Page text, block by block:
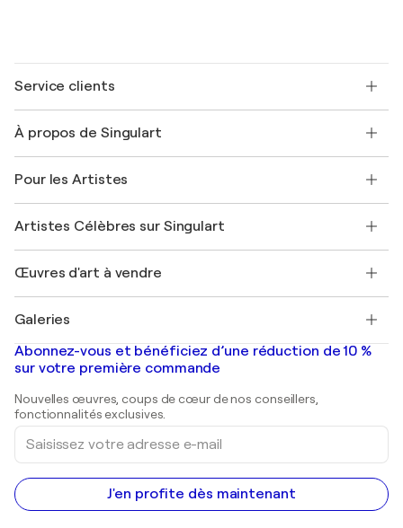
Service clients
Expédition
Offrir une carte cadeau
Rejoignez notre programme commercial
Mon compte
+33 1 76 44 06 42
À propos de Singulart
FAQ
Magazine Singulart
Emplois
Découvrez une sélection d'art original
Pour les Artistes
Se connecter en tant qu'Artiste
Artistes Célèbres sur Singulart
Marc Chagall
Banksy
Mr. Brainwash
Shepard Fairey
Œuvres d'art à vendre
Tableaux abstraits à vendre
Peintures de paysage
Estampes
Peintures acryliques
Galeries
Galeries d'art en France
Galeries d'art en Belgique
Abonnez-vous et bénéficiez d’une réduction de 10 %
sur votre première commande
Nouvelles œuvres, coups de cœur de nos conseillers,
fonctionnalités exclusives.
Saisissez
votre
adresse
e-
mail
J'en profite dès maintenant